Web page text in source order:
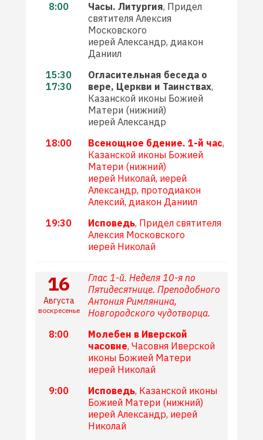
8:00
Часы. Литургия, Придел
святителя Алексия
Московского
иерей Александр, диакон
Даниил
15:30
17:30
Огласительная беседа о
вере, Церкви и Таинствах,
Казанской иконы Божией
Матери (нижний)
иерей Александр
18:00
Всенощное бдение. 1-й час,
Казанской иконы Божией
Матери (нижний)
иерей Николай, иерей
Александр, протодиакон
Алексий, диакон Даниил
19:30
Исповедь, Придел святителя
Алексия Московского
иерей Николай
16
Августа
воскресенье
Глас 1-й. Неделя 10-я по
Пятидесятнице. Преподобного
Антония Римлянина,
Новгородского чудотворца.
8:00
Молебен в Иверской
часовне, Часовня Иверской
иконы Божией Матери
иерей Николай
9:00
Исповедь, Казанской иконы
Божией Матери (нижний)
иерей Александр, иерей
Николай